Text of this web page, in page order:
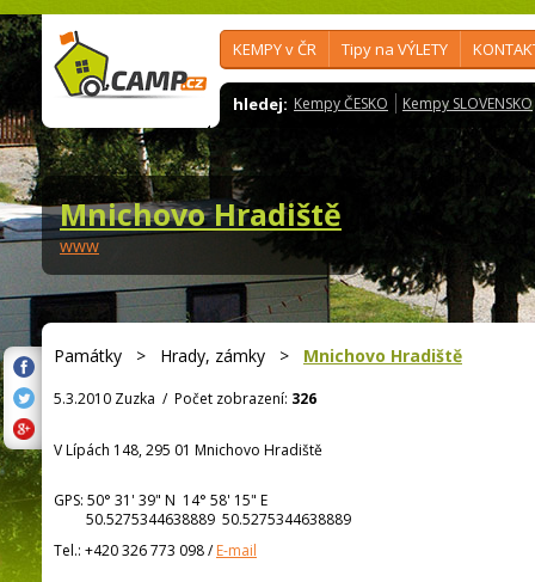
KEMPY v ČR Tipy na VÝLETY
hledej: Kempy ČESKO Kempy SLOVENSKO
Mnichovo Hradiště
www
Památky > Hrady, zámky > Mnichovo Hradiště
5.3.2010 Zuzka / Počet zobrazení: 326
V Lípách 148, 295 01 Mnichovo Hradiště
GPS: 50° 31' 39" N 14° 58' 15" E
50.5275344638889 50.5275344638889
Tel.: +420 326 773 098/E-mail